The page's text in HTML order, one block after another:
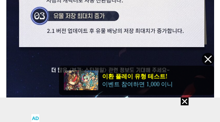
AD
이환 플레이 유형 테스트!
이벤트 참여하면 1,000 이니